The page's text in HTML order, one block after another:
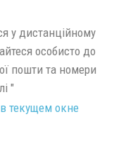
у дистанційному
особисто до
пошти та номери
"